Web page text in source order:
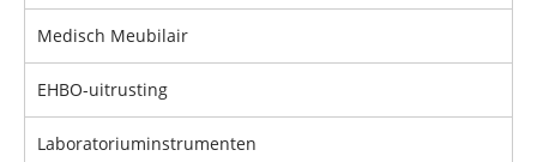
Medisch Meubilair
EHBO-uitrusting
Laboratoriuminstrumenten